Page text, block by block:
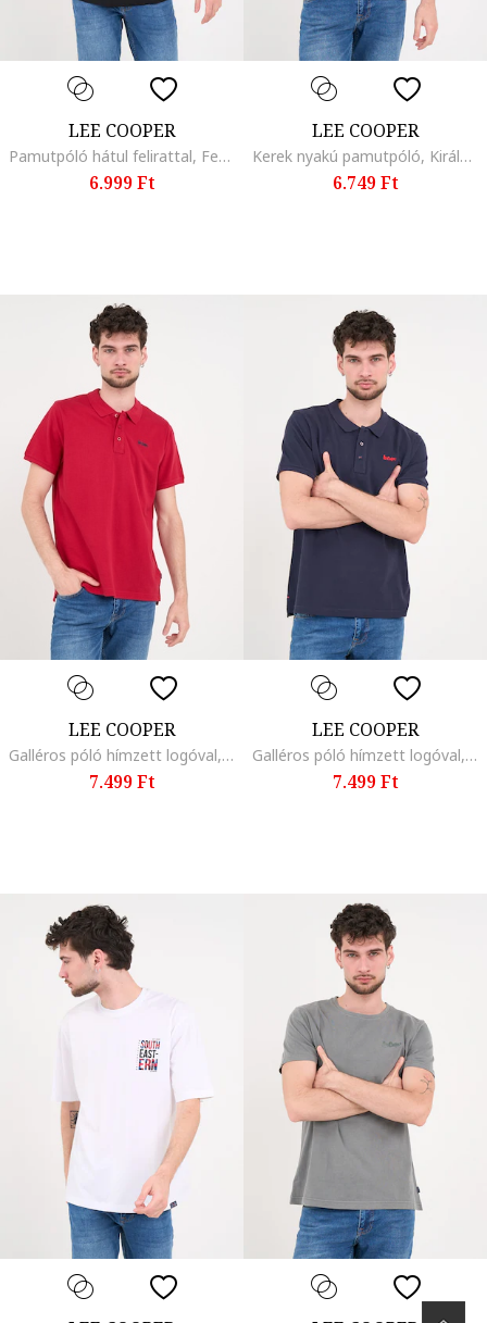
LEE COOPER
Pamutpóló hátul felirattal, Fekete
6.999 Ft
LEE COOPER
Kerek nyakú pamutpóló, Királykék
6.749 Ft
LEE COOPER
Galléros póló hímzett logóval, Piros,
7.499 Ft
LEE COOPER
Galléros póló hímzett logóval, Tengerészkék
7.499 Ft